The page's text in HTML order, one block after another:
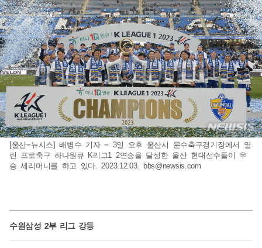
[울산=뉴시스] 배병수 기자 = 3일 오후 울산시 문수축구경기장에서 열
린 프로축구 하나원큐 K리그1 2연승을 달성한 울산 현대선수들이 우
승 세리머니를 하고 있다. 2023.12.03.
bbs@newsis.com
수원삼성 2부 리그 강등